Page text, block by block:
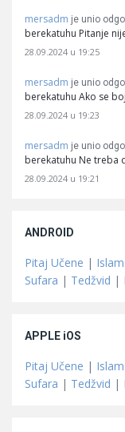
mersadm je unio
berekatuhu Pitanje
28.09.2024 u 19:25
mersadm je unio
berekatuhu Ako se
28.09.2024 u 19:23
mersadm je unio
berekatuhu Ne treba
28.09.2024 u 19:21
ANDROID
Pitaj Učene |
Sufara | Tedžvid |
APPLE iOS
Pitaj Učene |
Sufara | Tedžvid |